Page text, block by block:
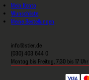
Mein Konto
Wunschliste
Meine Bestellungen
info@stier.de
(030) 403 644 0
Montag bis Freitag, 7:30 bis 17 Uhr